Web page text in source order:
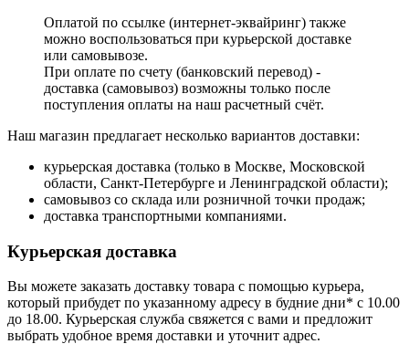
Оплатой по ссылке (интернет-эквайринг) также
можно воспользоваться при курьерской доставке
или самовывозе.
При оплате по счету (банковский перевод) -
доставка (самовывоз) возможны только после
поступления оплаты на наш расчетный счёт.
Наш магазин предлагает несколько вариантов доставки:
курьерская доставка (только в Москве, Московской
области, Санкт-Петербурге и Ленинградской области);
самовывоз со склада или розничной точки продаж;
доставка транспортными компаниями.
Курьерская доставка
Вы можете заказать доставку товара с помощью курьера,
который прибудет по указанному адресу в будние дни* с 10.00
до 18.00. Курьерская служба свяжется с вами и предложит
выбрать удобное время доставки и уточнит адрес.